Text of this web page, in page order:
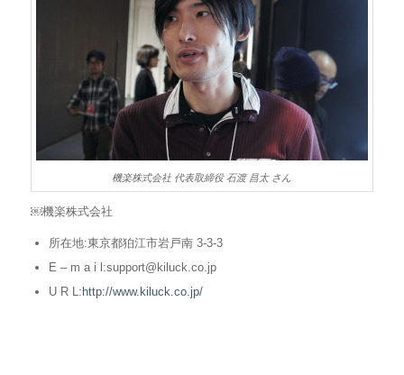
機楽株式会社 代表取締役 石渡 昌太 さん
￼機楽株式会社
所在地:東京都狛江市岩戸南 3-3-3
E – m a i l:support@kiluck.co.jp
U R L:http://www.kiluck.co.jp/